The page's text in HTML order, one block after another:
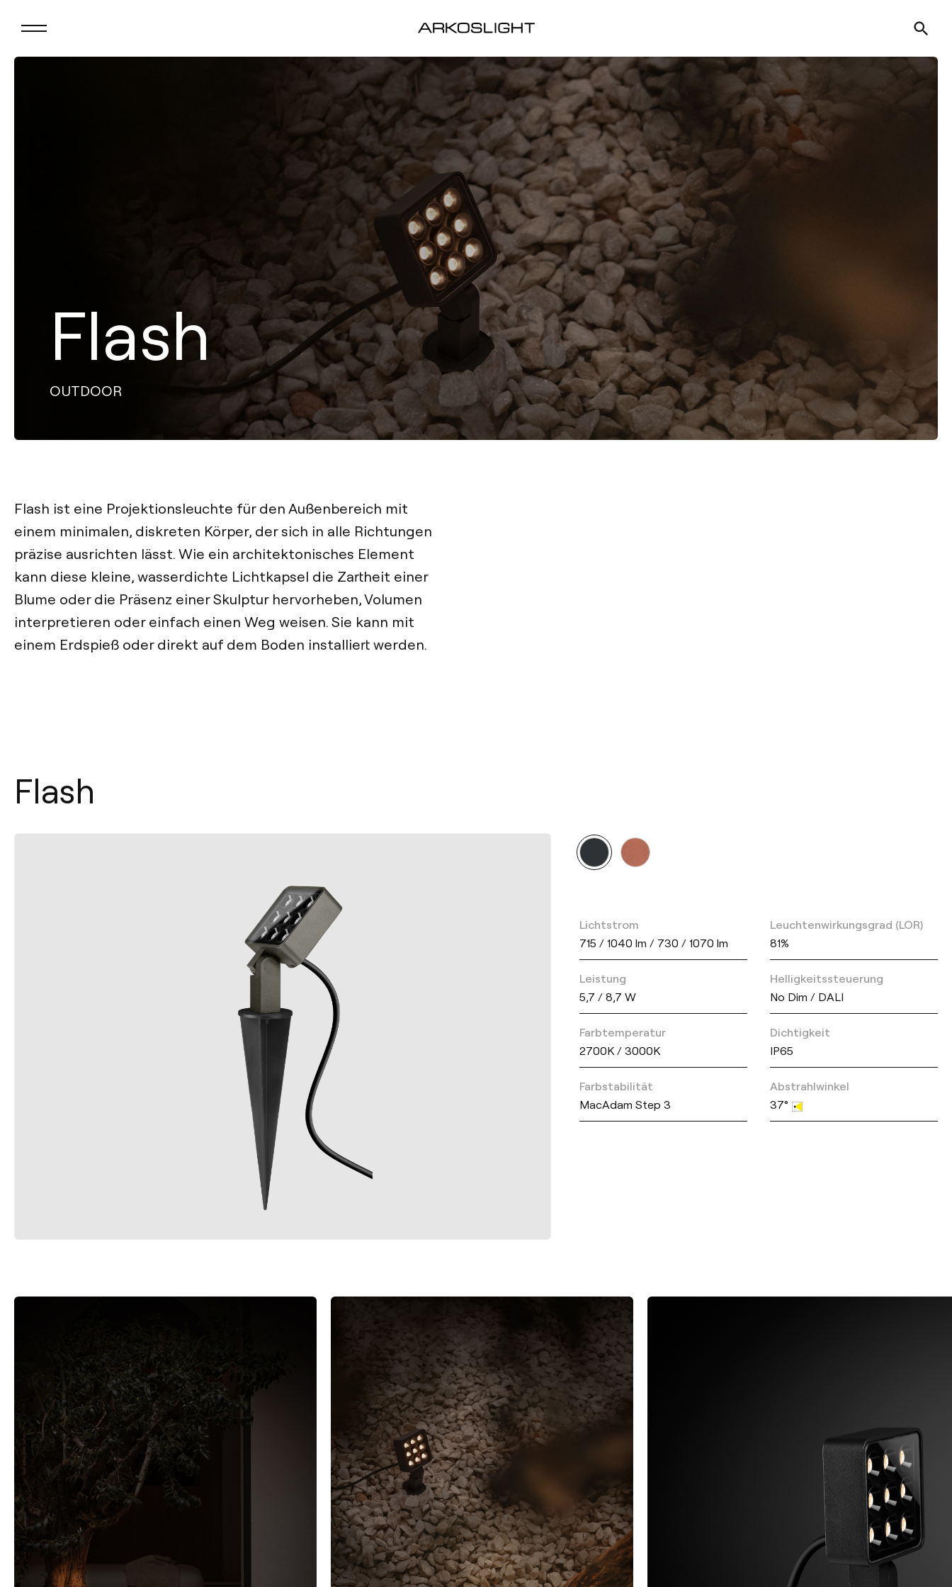
Flash
OUTDOOR
Flash ist eine Projektionsleuchte für den Außenbereich mit
einem minimalen, diskreten Körper, der sich in alle Richtungen
präzise ausrichten lässt. Wie ein architektonisches Element
kann diese kleine, wasserdichte Lichtkapsel die Zartheit einer
Blume oder die Präsenz einer Skulptur hervorheben, Volumen
interpretieren oder einfach einen Weg weisen. Sie kann mit
einem Erdspieß oder direkt auf dem Boden installiert werden.
Flash
Lichtstrom
715 / 1040 lm / 730 / 1070 lm
Leuchtenwirkungsgrad (LOR)
81%
Leistung
5,7 / 8,7 W
Helligkeitssteuerung
No Dim / DALI
Farbtemperatur
2700K / 3000K
Dichtigkeit
IP65
Farbstabilität
MacAdam Step 3
Abstrahlwinkel
37°